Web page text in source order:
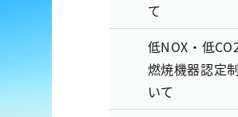
て
低NOX・低
燃焼機器認定
いて